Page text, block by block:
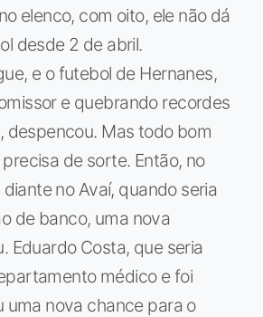
elenco, com oito, ele não dá
desde 2 de abril.
e o futebol de Hernanes,
e quebrando recordes
despencou. Mas todo bom
de sorte. Então, no
no Avaí, quando seria
de banco, uma nova
Eduardo Costa, que seria
médico e foi
uma nova chance para o